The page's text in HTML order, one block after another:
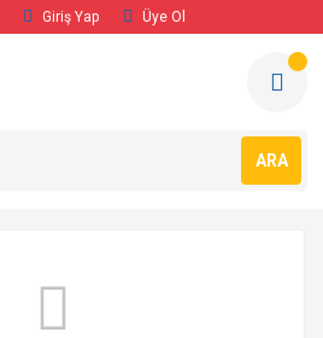
Giriş Yap Üye Ol
ARA